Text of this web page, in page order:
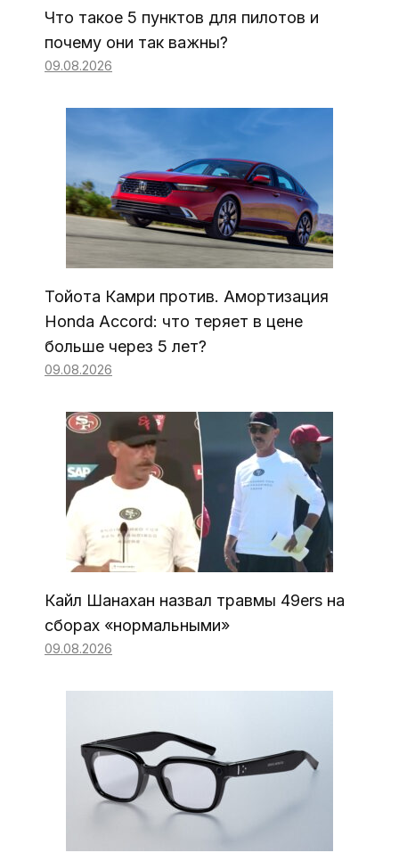
Что такое 5 пунктов для пилотов и
почему они так важны?
09.08.2026
Тойота Камри против. Амортизация
Honda Accord: что теряет в цене
больше через 5 лет?
09.08.2026
Кайл Шанахан назвал травмы 49ers на
сборах «нормальными»
09.08.2026